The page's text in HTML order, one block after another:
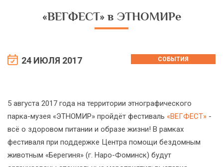
«ВЕГФЕСТ» в ЭТНОМИРе
24 ИЮЛЯ 2017 СОБЫТИЯ
5 августа 2017 года на территории этнографического
парка-музея «ЭТНОМИР» пройдёт фестиваль «ВЕГФЕСТ» -
всё о здоровом питании и образе жизни! В рамках
фестиваля при поддержке Центра помощи бездомным
животным «Берегиня» (г. Наро-Фоминск) будут